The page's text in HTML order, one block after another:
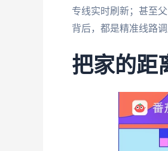
专线实时刷新；甚至
背后，都是精准线路
把家的距